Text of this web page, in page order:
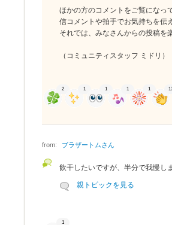
ほかの方のコメントをご覧になっ
信コメントや拍手でお気持ちを伝
それでは、みなさんからの投稿を
（コミュニティスタッフ ミドリ）
2 1 1 1 1
from: ブラザートムさん
飲干したいですが、半分で我慢し
親トピックを見る
1